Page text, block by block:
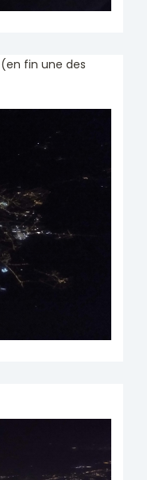
fin une des